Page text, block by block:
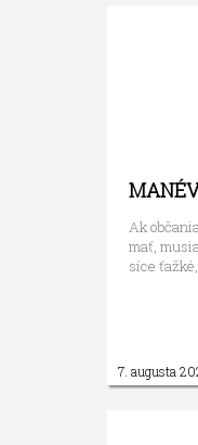
Ak
mať,
síce
7. augusta